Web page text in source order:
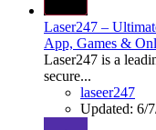
Laser247 –
App, Games &
Laser247 is a
secure...
laseer247
Updated: 6/